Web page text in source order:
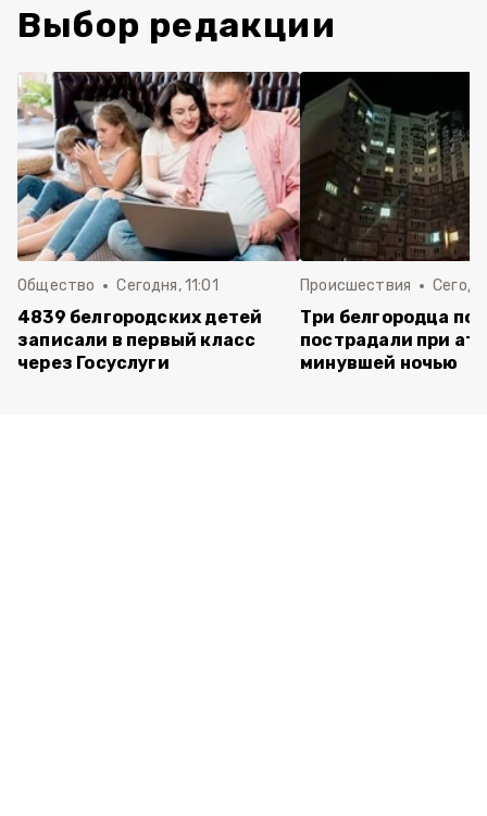
Выбор редакции
Общество Сегодня, 11:01
4839 белгородских детей
записали в первый класс
через Госуслуги
Происшествия
Три белгородца
пострадали при
минувшей ночью